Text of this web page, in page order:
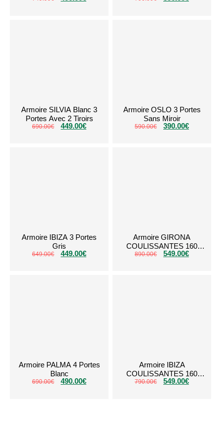
Armoire SILVIA Blanc 3
Portes Avec 2 Tiroirs
690.00€ 449.00€
Armoire OSLO 3 Portes
Sans Miroir
590.00€ 390.00€
Armoire IBIZA 3 Portes
Gris
649.00€ 449.00€
Armoire GIRONA
COULISSANTES 160
Beige
890.00€ 549.00€
Armoire PALMA 4 Portes
Blanc
690.00€ 490.00€
Armoire IBIZA
COULISSANTES 160
Gris
790.00€ 549.00€